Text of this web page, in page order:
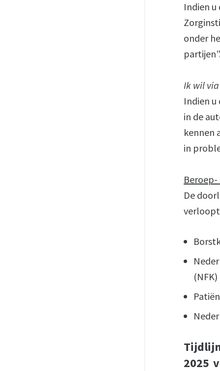
Indien u
onder
Ik wil via
Indien
in de
kennen
in
De
(NFK)
2025